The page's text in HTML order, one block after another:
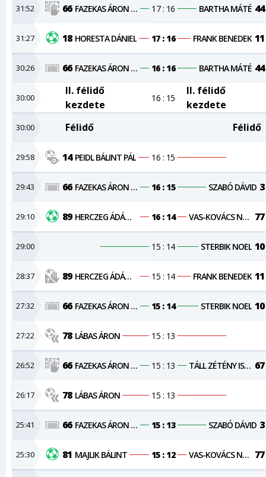
25:30 81 MAJLIK BÁLINT 15 : 12 VAS-KOVÁCS NORBERT 77
25:41 66 FAZEKAS ÁRON NÁNDOR 15 : 13 SZABÓ DÁVID 3
26:17 78 LÁBAS ÁRON 15 : 13
26:52 66 FAZEKAS ÁRON NÁNDOR 15 : 13 TÁLL ZÉTÉNY ISTVÁN 67
27:22 78 LÁBAS ÁRON 15 : 13
27:32 66 FAZEKAS ÁRON NÁNDOR 15 : 14 STERBIK NOEL 10
28:37 89 HERCZEG ÁDÁM VIKTOR 15 : 14 FRANK BENEDEK 11
29:00 15 : 14 STERBIK NOEL 10
29:10 89 HERCZEG ÁDÁM VIKTOR 16 : 14 VAS-KOVÁCS NORBERT 77
29:43 66 FAZEKAS ÁRON NÁNDOR 16 : 15 SZABÓ DÁVID 3
29:58 14 PEIDL BÁLINT PÁL 16 : 15
30:00 Félidő Félidő
30:00
II. félidő
kezdete
16 : 15
II. félidő
kezdete
30:26 66 FAZEKAS ÁRON NÁNDOR 16 : 16 BARTHA MÁTÉ 44
31:27 18 HORESTA DÁNIEL 17 : 16 FRANK BENEDEK 11
31:52 66 FAZEKAS ÁRON NÁNDOR 17 : 16 BARTHA MÁTÉ 44